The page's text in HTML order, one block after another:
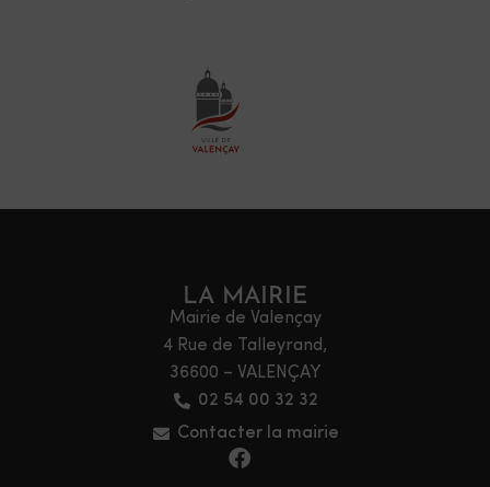
LA MAIRIE
Mairie de Valençay
4 Rue de Talleyrand,
36600 – VALENÇAY
02 54 00 32 32
Contacter la mairie